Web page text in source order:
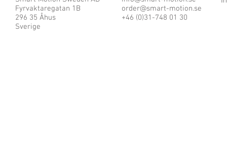
Fyrvaktaregatan 1B
296 35 Åhus
Sverige
order@smart-motion.se
+46 (0)31-748 01 30